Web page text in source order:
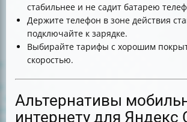
стабильнее и не садит батарею
Держите телефон в зоне действия
подключайте к зарядке.
Выбирайте тарифы с хорошим
скоростью.
Альтернативы
интернету для Яндекс